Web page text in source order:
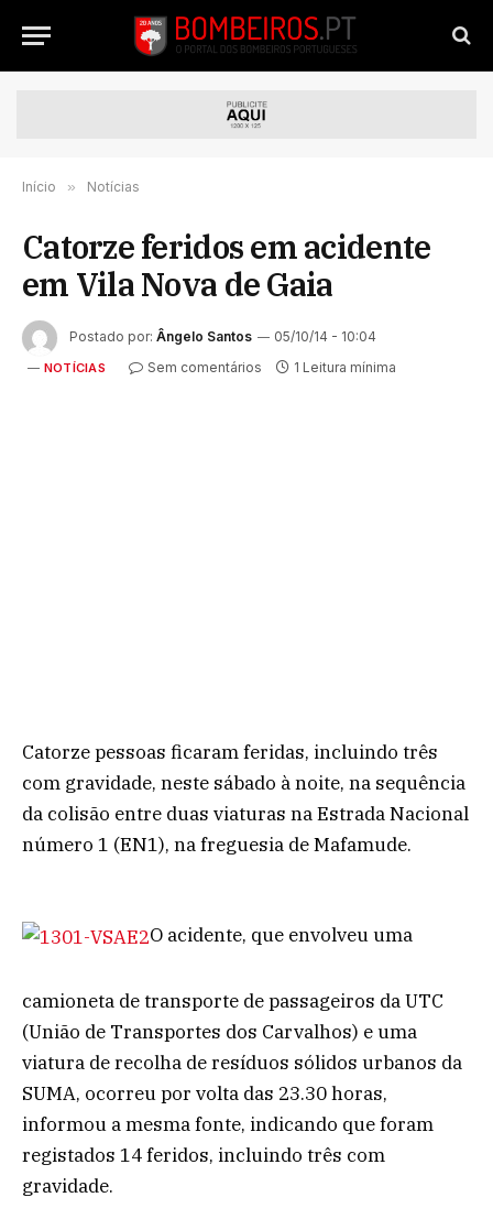
Início » Notícias
Catorze feridos em acidente
em Vila Nova de Gaia
Postado por: Ângelo Santos 05/10/14 - 10:04
NOTÍCIAS Sem comentários 1 Leitura mínima
Catorze pessoas ficaram feridas, incluindo três
com gravidade, neste sábado à noite, na sequência
da colisão entre duas viaturas na Estrada Nacional
número 1 (EN1), na freguesia de Mafamude.
O acidente, que envolveu uma
camioneta de transporte de passageiros da UTC
(União de Transportes dos Carvalhos) e uma
viatura de recolha de resíduos sólidos urbanos da
SUMA, ocorreu por volta das 23.30 horas,
informou a mesma fonte, indicando que foram
registados 14 feridos, incluindo três com
gravidade.